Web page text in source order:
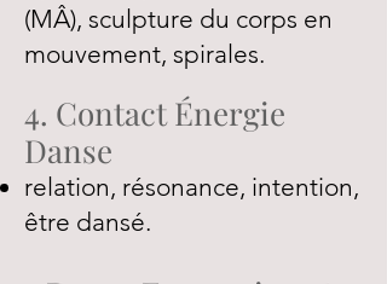
(MÂ), sculpture du corps en
mouvement, spirales.
4. Contact Énergie
Danse
relation, résonance, intention,
être dansé.